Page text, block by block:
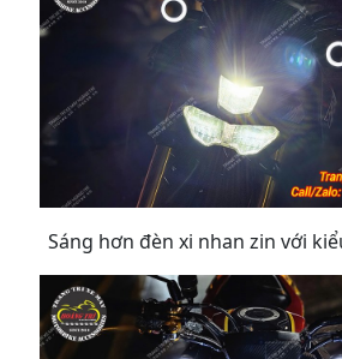
Sáng hơn đèn xi nhan zin với